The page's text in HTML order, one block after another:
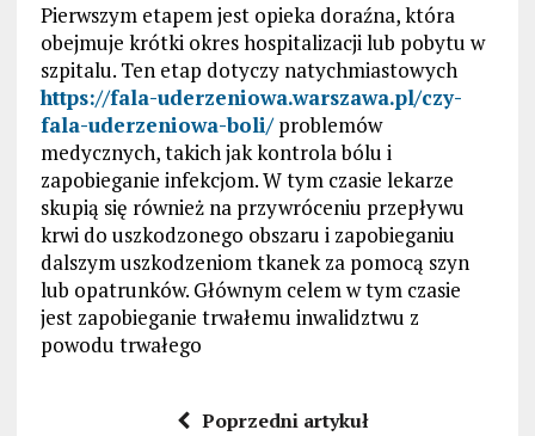
Pierwszym etapem jest opieka doraźna, która
obejmuje krótki okres hospitalizacji lub pobytu w
szpitalu. Ten etap dotyczy natychmiastowych
https://fala-uderzeniowa.warszawa.pl/czy-
fala-uderzeniowa-boli/problemów
medycznych, takich jak kontrola bólu i
zapobieganie infekcjom. W tym czasie lekarze
skupią się również na przywróceniu przepływu
krwi do uszkodzonego obszaru i zapobieganiu
dalszym uszkodzeniom tkanek za pomocą szyn
lub opatrunków. Głównym celem w tym czasie
jest zapobieganie trwałemu inwalidztwu z
powodu trwałego
Poprzedni artykuł